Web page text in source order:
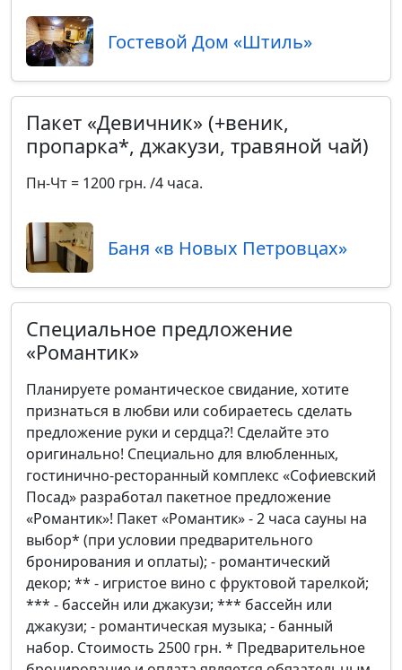
Гостевой Дом «Штиль»
Пакет «Девичник» (+веник,
пропарка*, джакузи, травяной чай)
Пн-Чт = 1200 грн. /4 часа.
Баня «в Новых Петровцах»
Специальное предложение
«Романтик»
Планируете романтическое свидание, хотите
признаться в любви или собираетесь сделать
предложение руки и сердца?! Сделайте это
оригинально! Специально для влюбленных,
гостинично-ресторанный комплекс «Софиевский
Посад» разработал пакетное предложение
«Романтик»! Пакет «Романтик» - 2 часа сауны на
выбор* (при условии предварительного
бронирования и оплаты); - романтический
декор; ** - игристое вино с фруктовой тарелкой;
*** - бассейн или джакузи; *** бассейн или
джакузи; - романтическая музыка; - банный
набор. Стоимость 2500 грн. * Предварительное